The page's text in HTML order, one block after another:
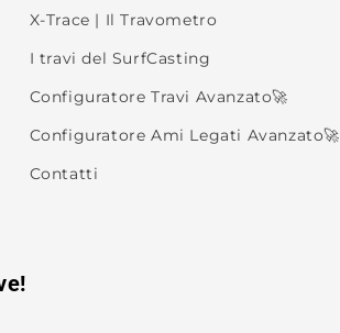
X-Trace | Il Travometro
I travi del SurfCasting
Configuratore Travi Avanzato🚀
Configuratore Ami Legati Avanzato🚀
Contatti